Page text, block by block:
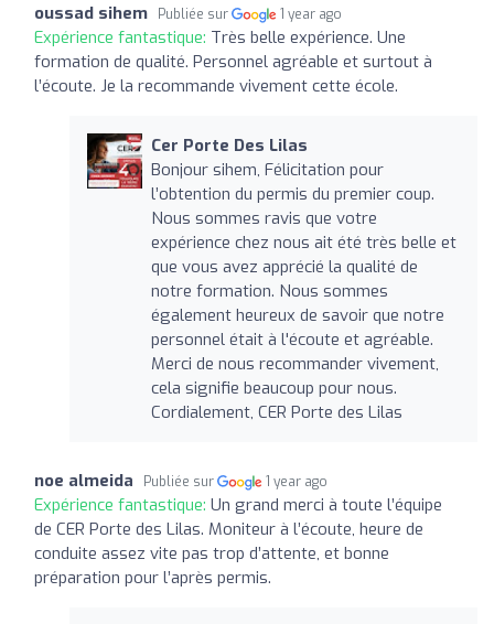
oussad sihem Publiée sur 1 year ago
Expérience fantastique: Très belle expérience. Une
formation de qualité. Personnel agréable et surtout à
l’écoute. Je la recommande vivement cette école.
Cer Porte Des Lilas
Bonjour sihem, Félicitation pour
l’obtention du permis du premier coup.
Nous sommes ravis que votre
expérience chez nous ait été très belle et
que vous avez apprécié la qualité de
notre formation. Nous sommes
également heureux de savoir que notre
personnel était à l'écoute et agréable.
Merci de nous recommander vivement,
cela signifie beaucoup pour nous.
Cordialement, CER Porte des Lilas
noe almeida Publiée sur 1 year ago
Expérience fantastique: Un grand merci à toute l’équipe
de CER Porte des Lilas. Moniteur à l’écoute, heure de
conduite assez vite pas trop d’attente, et bonne
préparation pour l’après permis.